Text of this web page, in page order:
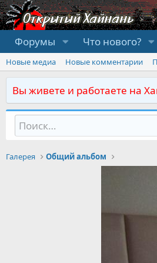
Форумы Что нового?
Новые медиа Новые комментарии
Вы живете и работаете на
Галерея Общий альбом